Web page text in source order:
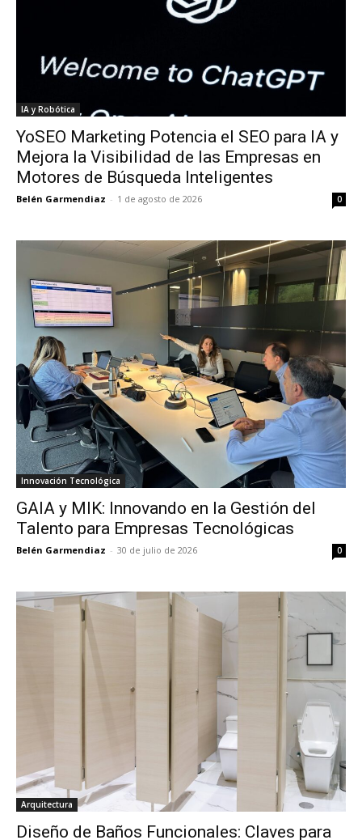
IA y Robótica
YoSEO Marketing Potencia el SEO para IA y
Mejora la Visibilidad de las Empresas en
Motores de Búsqueda Inteligentes
Belén Garmendiaz - 1 de agosto de 2026 0
Innovación Tecnológica
GAIA y MIK: Innovando en la Gestión del
Talento para Empresas Tecnológicas
Belén Garmendiaz - 30 de julio de 2026 0
Arquitectura
Diseño de Baños Funcionales: Claves para